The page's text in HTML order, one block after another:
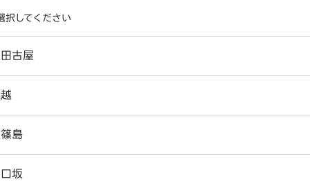
択してください
古屋
島
坂